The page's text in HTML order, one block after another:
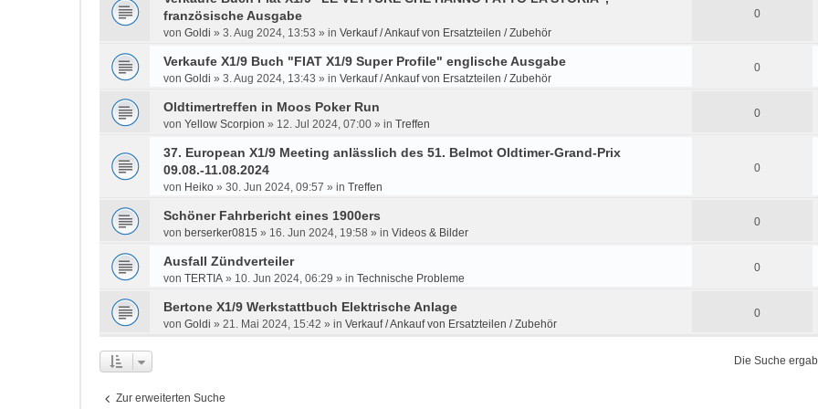
französische Ausgabe
von Goldi » 3. Aug 2024, 13:53 » in Verkauf / Ankauf von Ersatzteilen / Zubehör
0
Verkaufe X1/9 Buch "FIAT X1/9 Super Profile" englische Ausgabe
von Goldi » 3. Aug 2024, 13:43 » in Verkauf / Ankauf von Ersatzteilen / Zubehör
0
Oldtimertreffen in Moos Poker Run
von Yellow Scorpion » 12. Jul 2024, 07:00 » in Treffen
0
37. European X1/9 Meeting anlässlich des 51. Belmot Oldtimer-Grand-Prix
09.08.-11.08.2024
von Heiko » 30. Jun 2024, 09:57 » in Treffen
0
Schöner Fahrbericht eines 1900ers
von berserker0815 » 16. Jun 2024, 19:58 » in Videos & Bilder
0
Ausfall Zündverteiler
von TERTIA » 10. Jun 2024, 06:29 » in Technische Probleme
0
Bertone X1/9 Werkstattbuch Elektrische Anlage
von Goldi » 21. Mai 2024, 15:42 » in Verkauf / Ankauf von Ersatzteilen / Zubehör
0
Die Suche
Zur erweiterten Suche